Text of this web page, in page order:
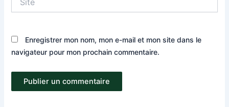
Enregistrer mon nom, mon e-mail et mon site dans le
navigateur pour mon prochain commentaire.